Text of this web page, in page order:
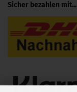
Sicher bezahlen mit...